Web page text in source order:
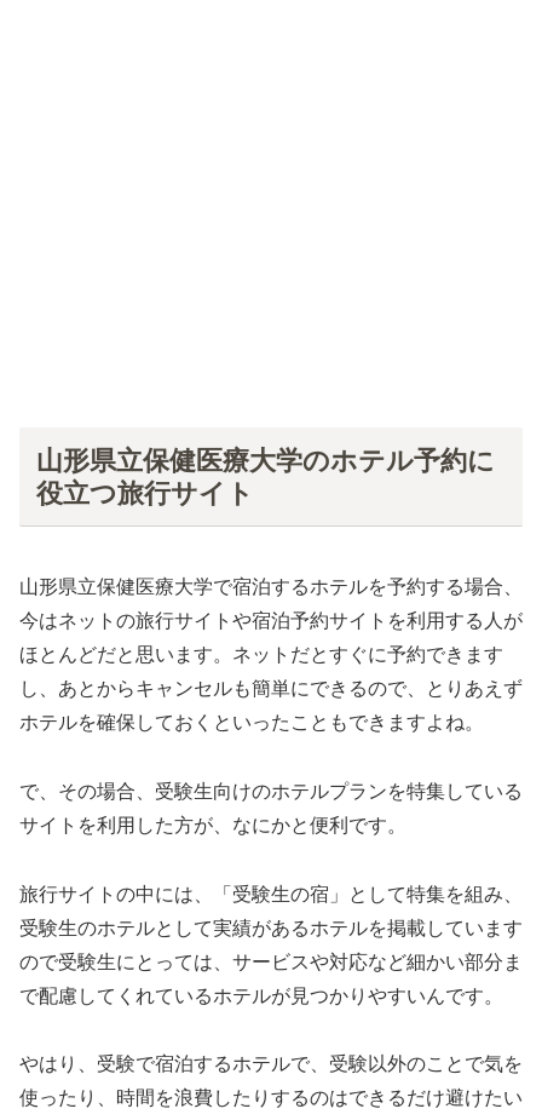
山形県立保健医療大学のホテル予約に
役立つ旅行サイト
山形県立保健医療大学で宿泊するホテルを予約する場合、
今はネットの旅行サイトや宿泊予約サイトを利用する人が
ほとんどだと思います。ネットだとすぐに予約できます
し、あとからキャンセルも簡単にできるので、とりあえず
ホテルを確保しておくといったこともできますよね。
で、その場合、受験生向けのホテルプランを特集している
サイトを利用した方が、なにかと便利です。
旅行サイトの中には、「受験生の宿」として特集を組み、
受験生のホテルとして実績があるホテルを掲載しています
ので受験生にとっては、サービスや対応など細かい部分ま
で配慮してくれているホテルが見つかりやすいんです。
やはり、受験で宿泊するホテルで、受験以外のことで気を
使ったり、時間を浪費したりするのはできるだけ避けたい